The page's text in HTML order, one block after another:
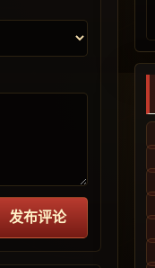
发布评论